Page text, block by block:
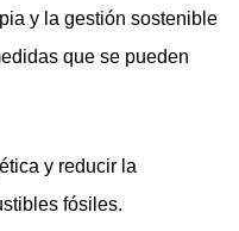
y la gestión sostenible
que se pueden
y reducir la
fósiles.